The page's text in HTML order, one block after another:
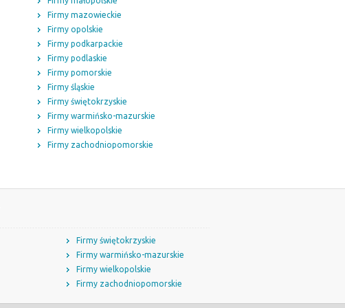
Firmy mazowieckie
Firmy opolskie
Firmy podkarpackie
Firmy podlaskie
Firmy pomorskie
Firmy śląskie
Firmy świętokrzyskie
Firmy warmińsko-mazurskie
Firmy wielkopolskie
Firmy zachodniopomorskie
Firmy świętokrzyskie
Firmy warmińsko-mazurskie
Firmy wielkopolskie
Firmy zachodniopomorskie